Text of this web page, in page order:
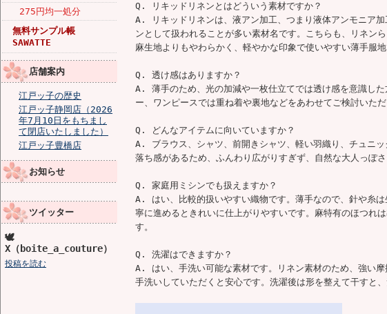
275円均一処分
無料サンプル帳
SAWATTE
店舗案内
江戸ッ子の歴史
江戸ッ子静岡店（2026
年7月10日をもちまし
て閉店いたしました）
江戸ッ子豊橋店
お知らせ
ツイッター
🕊️
X（boite_a_couture）
投稿を読む
Q. リキッドリネンとはどういう素材ですか？
A. リキッドリネンは、液アン加工、つまり液体アンモニア
ンとして扱われることが多い素材名です。こちらも、リネン
麻生地よりもやわらかく、軽やかな印象で使いやすい薄手服地
Q. 透け感はありますか？
A. 薄手のため、光の加減や一枚仕立てでは透け感を意識し
ー、ワンピースでは重ね着や裏地などをあわせてご検討いただ
Q. どんなアイテムに向いていますか？
A. ブラウス、シャツ、前開きシャツ、軽い羽織り、チュニ
落ち感があるため、ふんわり広がりすぎず、自然な大人っぽさ
Q. 家庭用ミシンでも扱えますか？
A. はい、比較的扱いやすい織物です。薄手なので、針や糸
寧に進めるときれいに仕上がりやすいです。麻特有のほつれ
す。
Q. 洗濯はできますか？
A. はい、手洗い可能な素材です。リネン素材のため、強い摩
手洗いしていただくと安心です。洗濯後は形を整えて干すと